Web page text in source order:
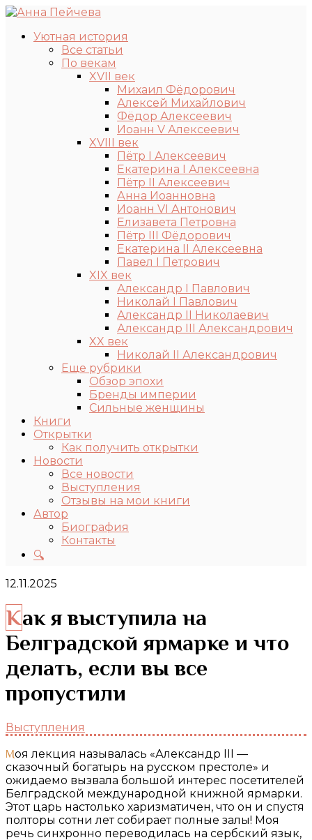
Уютная история
Все статьи
По векам
XVII век
Михаил Фёдорович
Алексей Михайлович
Фёдор Алексеевич
Иоанн V Алексеевич
XVIII век
Пётр I Алексеевич
Екатерина I Алексеевна
Пётр II Алексеевич
Анна Иоанновна
Иоанн VI Антонович
Елизавета Петровна
Пётр III Фёдорович
Екатерина II Алексеевна
Павел I Петрович
XIX век
Александр I Павлович
Николай I Павлович
Александр II Николаевич
Александр III Александрович
XX век
Николай II Александрович
Еще рубрики
Обзор эпохи
Бренды империи
Сильные женщины
Книги
Открытки
Как получить открытки
Новости
Все новости
Выступления
Отзывы на мои книги
Автор
Биография
Контакты
🔍
12.11.2025
Как я выступила на
Белградской ярмарке и что
делать, если вы все
пропустили
Выступления
Моя лекция называлась «Александр III —
сказочный богатырь на русском престоле» и
ожидаемо вызвала большой интерес посетителей
Белградской международной книжной ярмарки.
Этот царь настолько харизматичен, что он и спустя
полторы сотни лет собирает полные залы! Моя
речь синхронно переводилась на сербский язык,